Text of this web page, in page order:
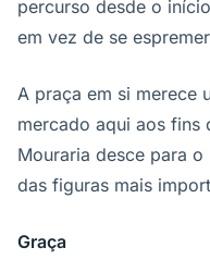
percurso desde o
em vez de se
A praça em si merece
mercado aqui aos fins
Mouraria desce para
das figuras mais
Graça